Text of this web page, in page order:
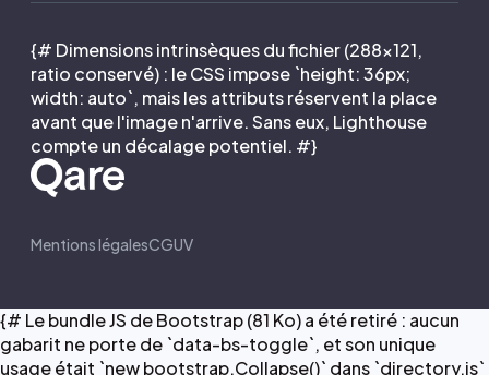
{# Dimensions intrinsèques du fichier (288×121,
ratio conservé) : le CSS impose `height: 36px;
width: auto`, mais les attributs réservent la place
avant que l'image n'arrive. Sans eux, Lighthouse
compte un décalage potentiel. #}
Mentions légalesCGUV
{# Le bundle JS de Bootstrap (81 Ko) a été retiré : aucun
gabarit ne porte de `data-bs-toggle`, et son unique
usage était `new bootstrap.Collapse()` dans `directory.js`